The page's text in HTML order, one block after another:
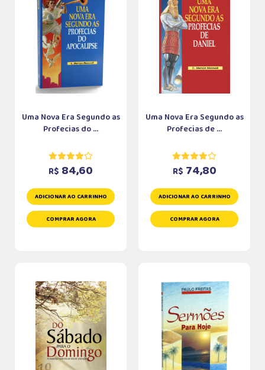
Uma Nova Era Segundo as
Profecias do ...
R$ 84,60
ADICIONAR AO CARRINHO
COMPRAR AGORA
Uma Nova Era Segundo as
Profecias de ...
R$ 74,80
ADICIONAR AO CARRINHO
COMPRAR AGORA